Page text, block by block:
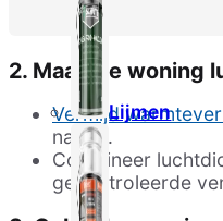
Lijmen
2. Maak de woning
Vermijd
naden.
Combineer
gecontroleerde